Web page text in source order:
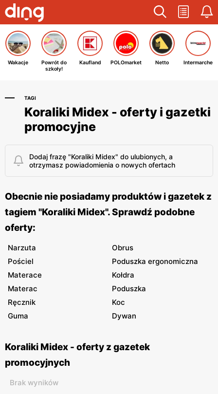
Wakacje
Powrót do
szkoły!
Kaufland POLOmarket Netto Intermarche
TAGI
Koraliki Midex - oferty i gazetki
promocyjne
Dodaj frazę "Koraliki Midex" do ulubionych, a
otrzymasz powiadomienia o nowych ofertach
Obecnie nie posiadamy produktów i gazetek z
tagiem "Koraliki Midex". Sprawdź podobne
oferty:
Narzuta
Obrus
Pościel
Poduszka ergonomiczna
Materace
Kołdra
Materac
Poduszka
Ręcznik
Koc
Guma
Dywan
Koraliki Midex - oferty z gazetek
promocyjnych
Brak wyników